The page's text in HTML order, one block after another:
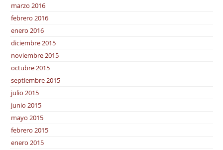
marzo 2016
febrero 2016
enero 2016
diciembre 2015
noviembre 2015
octubre 2015
septiembre 2015
julio 2015
junio 2015
mayo 2015
febrero 2015
enero 2015